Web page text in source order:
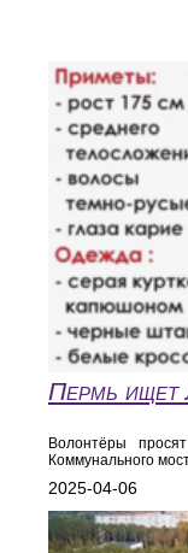
Пермь ищет
Волонтёры
Коммунального
2025-04-06